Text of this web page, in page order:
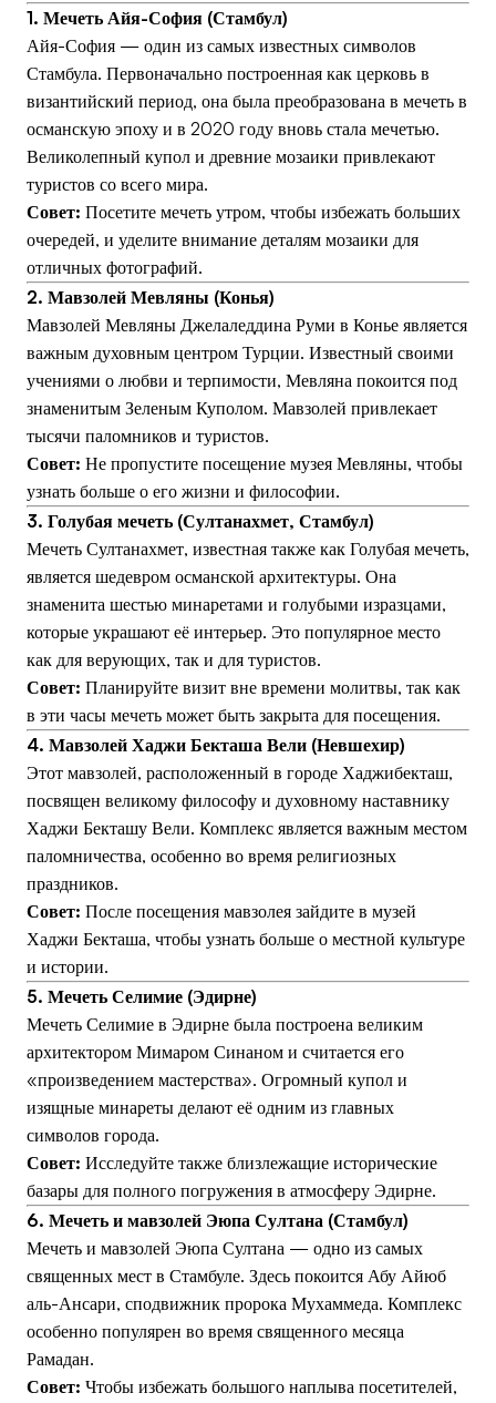
1. Мечеть Айя-София (Стамбул)
Айя-София — один из самых известных символов
Стамбула. Первоначально построенная как церковь в
византийский период, она была преобразована в мечеть в
османскую эпоху и в 2020 году вновь стала мечетью.
Великолепный купол и древние мозаики привлекают
туристов со всего мира.
Совет: Посетите мечеть утром, чтобы избежать больших
очередей, и уделите внимание деталям мозаики для
отличных фотографий.
2. Мавзолей Мевляны (Конья)
Мавзолей Мевляны Джелаледдина Руми в Конье является
важным духовным центром Турции. Известный своими
учениями о любви и терпимости, Мевляна покоится под
знаменитым Зеленым Куполом. Мавзолей привлекает
тысячи паломников и туристов.
Совет: Не пропустите посещение музея Мевляны, чтобы
узнать больше о его жизни и философии.
3. Голубая мечеть (Султанахмет, Стамбул)
Мечеть Султанахмет, известная также как Голубая мечеть,
является шедевром османской архитектуры. Она
знаменита шестью минаретами и голубыми изразцами,
которые украшают её интерьер. Это популярное место
как для верующих, так и для туристов.
Совет: Планируйте визит вне времени молитвы, так как
в эти часы мечеть может быть закрыта для посещения.
4. Мавзолей Хаджи Бекташа Вели (Невшехир)
Этот мавзолей, расположенный в городе Хаджибекташ,
посвящен великому философу и духовному наставнику
Хаджи Бекташу Вели. Комплекс является важным местом
паломничества, особенно во время религиозных
праздников.
Совет: После посещения мавзолея зайдите в музей
Хаджи Бекташа, чтобы узнать больше о местной культуре
и истории.
5. Мечеть Селимие (Эдирне)
Мечеть Селимие в Эдирне была построена великим
архитектором Мимаром Синаном и считается его
«произведением мастерства». Огромный купол и
изящные минареты делают её одним из главных
символов города.
Совет: Исследуйте также близлежащие исторические
базары для полного погружения в атмосферу Эдирне.
6. Мечеть и мавзолей Эюпа Султана (Стамбул)
Мечеть и мавзолей Эюпа Султана — одно из самых
священных мест в Стамбуле. Здесь покоится Абу Айюб
аль-Ансари, сподвижник пророка Мухаммеда. Комплекс
особенно популярен во время священного месяца
Рамадан.
Совет: Чтобы избежать большого наплыва посетителей,